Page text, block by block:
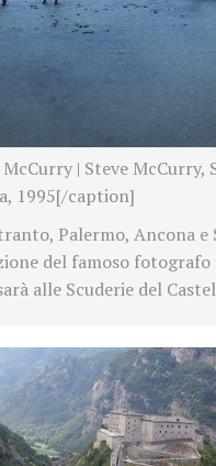
| Steve McCurry,
1995[/caption]
Palermo, Ancona e
del famoso
alle Scuderie del